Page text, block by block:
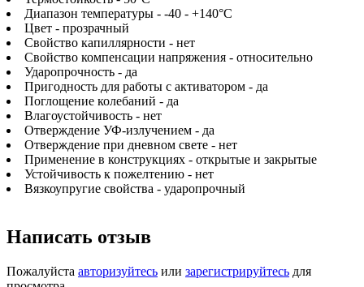
Диапазон температуры - -40 - +140°C
Цвет - прозрачный
Свойство капиллярности - нет
Свойство компенсации напряжения - относительно
Ударопрочность - да
Пригодность для работы с активатором - да
Поглощение колебаний - да
Влагоустойчивость - нет
Отверждение УФ-излучением - да
Отверждение при дневном свете - нет
Применение в конструкциях - открытые и закрытые
Устойчивость к пожелтению - нет
Вязкоупругие свойства - ударопрочный
Написать отзыв
Пожалуйста авторизуйтесь или зарегистрируйтесь для